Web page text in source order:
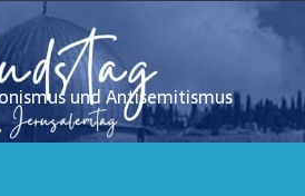
und Antisemitismus